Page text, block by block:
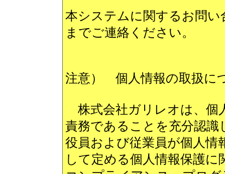
本システムに関するお問
までご連絡ください。
注意） 個人情報の取扱に
株式会社ガリレオは、個
責務であることを充分認識
役員および従業員が個人情
して定める個人情報保護に